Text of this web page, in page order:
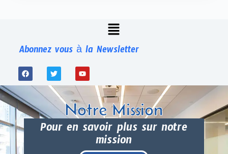
Abonnez vous à la Newsletter
Notre Mission
Pour en savoir plus sur notre
mission